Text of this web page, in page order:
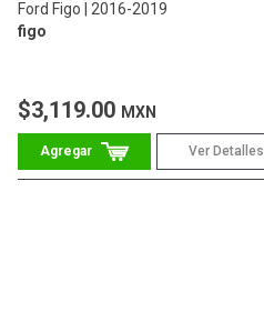
Ford Figo
2016-2019
figo
$3,119.00 MXN
Ver Detalles